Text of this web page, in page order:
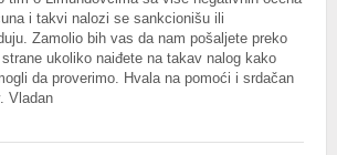
i takvi nalozi se sankcionišu ili
Zamolio bih vas da nam pošaljete preko
ukoliko naiđete na takav nalog kako
da proverimo. Hvala na pomoći i srdačan
Vladan